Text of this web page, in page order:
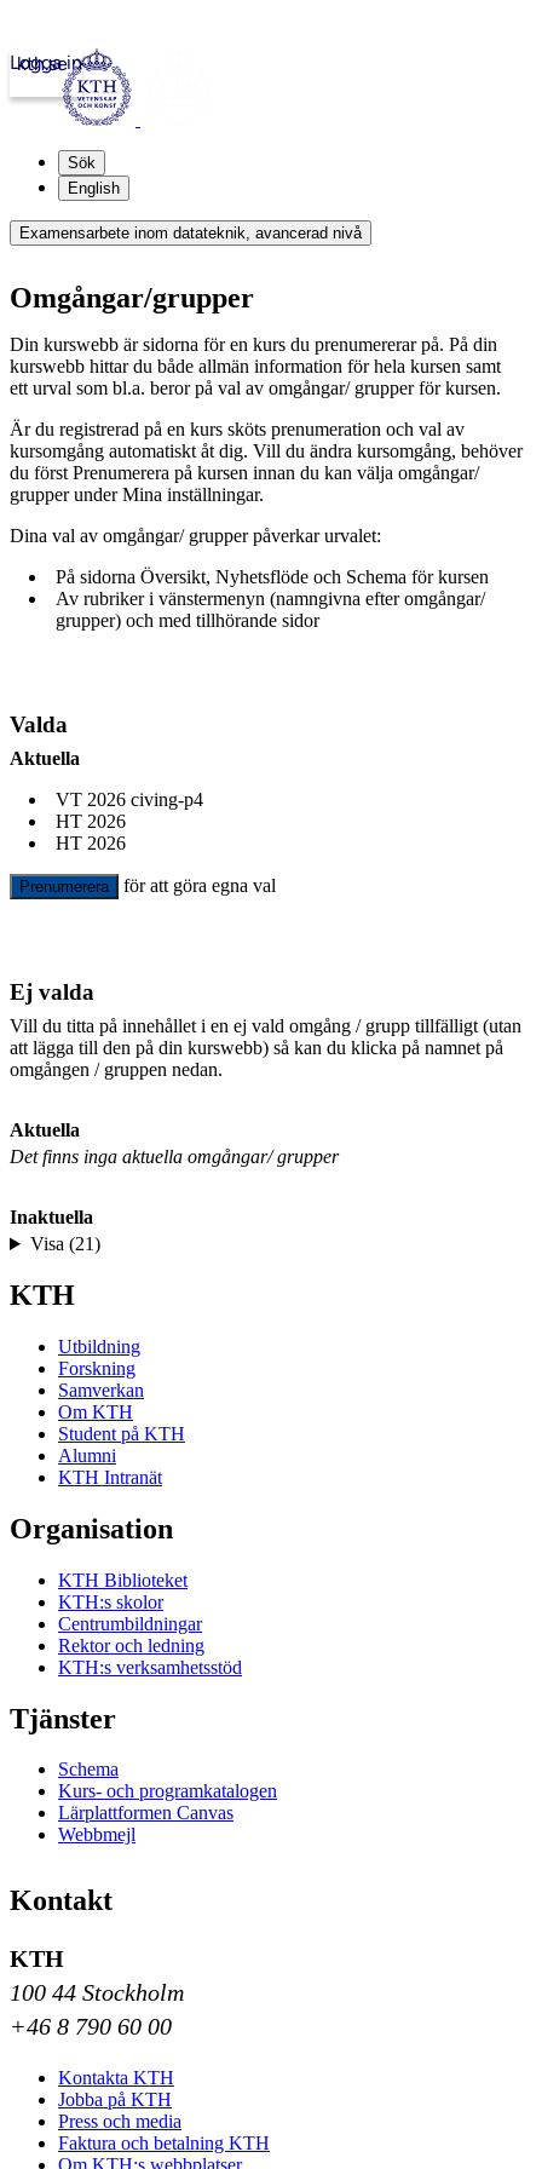
kth.se
Logga in
Sök
English
Examensarbete inom datateknik, avancerad nivå
Omgångar/grupper
Din kurswebb är sidorna för en kurs du prenumererar på. På din
kurswebb hittar du både allmän information för hela kursen samt
ett urval som bl.a. beror på val av omgångar/ grupper för kursen.
Är du registrerad på en kurs sköts prenumeration och val av
kursomgång automatiskt åt dig. Vill du ändra kursomgång, behöver
du först Prenumerera på kursen innan du kan välja omgångar/
grupper under Mina inställningar.
Dina val av omgångar/ grupper påverkar urvalet:
På sidorna Översikt, Nyhetsflöde och Schema för kursen
Av rubriker i vänstermenyn (namngivna efter omgångar/
grupper) och med tillhörande sidor
Valda
Aktuella
VT 2026 civing-p4
HT 2026
HT 2026
Prenumerera för att göra egna val
Ej valda
Vill du titta på innehållet i en ej vald omgång / grupp tillfälligt (utan
att lägga till den på din kurswebb) så kan du klicka på namnet på
omgången / gruppen nedan.
Aktuella
Det finns inga aktuella omgångar/ grupper
Inaktuella
Visa (21)
KTH
Utbildning
Forskning
Samverkan
Om KTH
Student på KTH
Alumni
KTH Intranät
Organisation
KTH Biblioteket
KTH:s skolor
Centrumbildningar
Rektor och ledning
KTH:s verksamhetsstöd
Tjänster
Schema
Kurs- och programkatalogen
Lärplattformen Canvas
Webbmejl
Kontakt
KTH
100 44 Stockholm
+46 8 790 60 00
Kontakta KTH
Jobba på KTH
Press och media
Faktura och betalning KTH